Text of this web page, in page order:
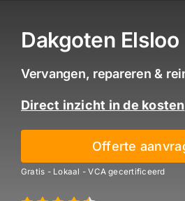
Dakgoten Elsloo
Vervangen, repareren &
Direct inzicht in de kosten
Offerte
Gratis - Lokaal - VCA gecertificeerd